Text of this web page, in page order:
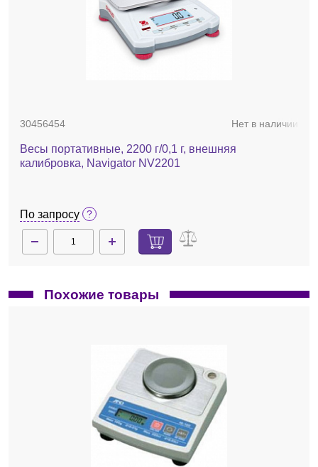
30456454 Нет в наличии
Весы портативные, 2200 г/0,1 г, внешняя
калибровка, Navigator NV2201
По запросу
Похожие товары